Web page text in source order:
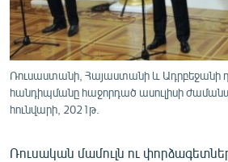
ՄԵԿՆԱԲԱՆՈՒԹՅՈՒՆ
ՏՏ ԵՒ ԻՆՏԵՐՆԵՏ
ԱՐԽԻՎ
ԲԱՆԱՎԵՃ
Ռուսաստանի, Հայաստանի և Ադրբեջանի
հանդիպմանը հաջորդած ասուլիսի
հունվարի, 2021թ.
Ռուսական մամուլն ու